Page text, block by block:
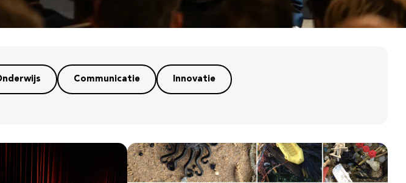
Communicatie Innovatie